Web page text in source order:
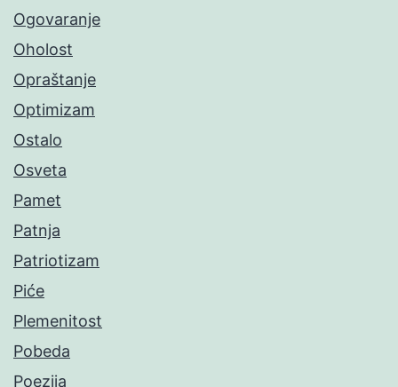
Ogovaranje
Oholost
Opraštanje
Optimizam
Ostalo
Osveta
Pamet
Patnja
Patriotizam
Piće
Plemenitost
Pobeda
Poezija